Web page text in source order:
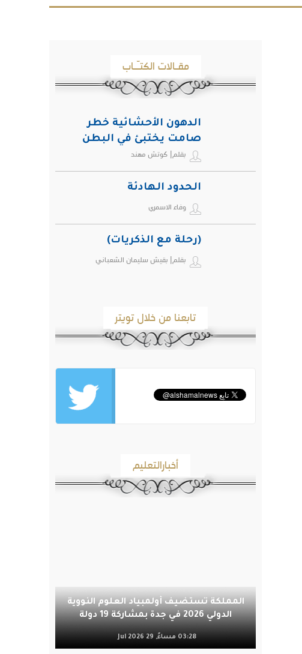
مقـالات الكتـّـاب
الدهون الأحشائية خطر
صامت يختبئ في البطن
ويهدد صحة الإنسان
بقلم| كوتش مهند
الحدود الهادئة
وفاء الاسمري
(رحلة مع الذكريات)
بقلم| بقيش سليمان الشعباني
تابعنا من خلال تويتر
أخبارالتعليم
المملكة تستضيف أولمبياد العلوم النووية
الدولي 2026 في جدة بمشاركة 19 دولة
03:28 مساءً, 29 Jul 2026